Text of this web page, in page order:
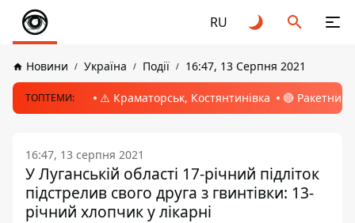
RU
Новини Україна Події 16:47, 13 Серпня 2021
ТОПТЕМИ: ⚠️ Краматорськ, Костянтинівка 🔴 Ракетний
16:47, 13 серпня 2021
У Луганській області 17-річний підліток
підстрелив свого друга з гвинтівки: 13-
річний хлопчик у лікарні